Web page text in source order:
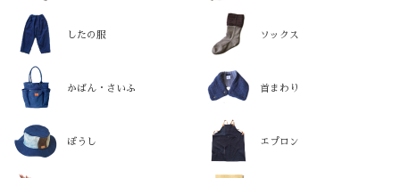
したの服 ソックス
かばん・さいふ 首まわり
ぼうし エプロン